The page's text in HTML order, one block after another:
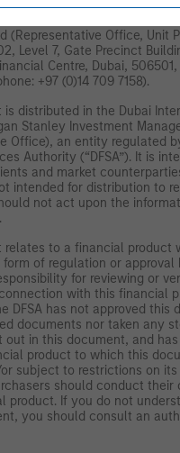
(Representative Office, Unit
Level 7, Gate Precinct
Centre, Dubai,
+97 (0)14 709 7158).
is distributed in the Dubai
Stanley Investment
Office), an entity regulated
Authority (“DFSA”). It is
and market
intended for distribution to
not act upon the
relates to a financial product
of regulation or approval
for reviewing or
with this financial
DFSA has not approved this
documents nor taken any
out in this document, and
product to which this
subject to restrictions on its
should conduct their
product. If you do not
you should consult an